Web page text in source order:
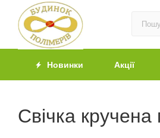
Новинки Акції
Свічка